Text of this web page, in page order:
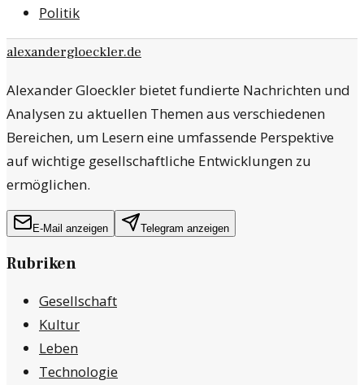
Politik
alexandergloeckler.de
Alexander Gloeckler bietet fundierte Nachrichten und
Analysen zu aktuellen Themen aus verschiedenen
Bereichen, um Lesern eine umfassende Perspektive
auf wichtige gesellschaftliche Entwicklungen zu
ermöglichen.
E-Mail anzeigen Telegram anzeigen
Rubriken
Gesellschaft
Kultur
Leben
Technologie